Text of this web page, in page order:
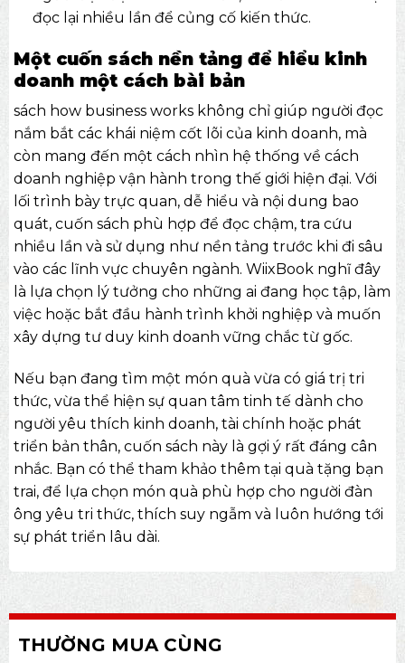
đọc lại nhiều lần để củng cố kiến thức.
Một cuốn sách nền tảng để hiểu kinh
doanh một cách bài bản
sách how business works không chỉ giúp người đọc
nắm bắt các khái niệm cốt lõi của kinh doanh, mà
còn mang đến một cách nhìn hệ thống về cách
doanh nghiệp vận hành trong thế giới hiện đại. Với
lối trình bày trực quan, dễ hiểu và nội dung bao
quát, cuốn sách phù hợp để đọc chậm, tra cứu
nhiều lần và sử dụng như nền tảng trước khi đi sâu
vào các lĩnh vực chuyên ngành. WiixBooknghĩ đây
là lựa chọn lý tưởng cho những ai đang học tập, làm
việc hoặc bắt đầu hành trình khởi nghiệp và muốn
xây dựng tư duy kinh doanh vững chắc từ gốc.
Nếu bạn đang tìm một món quà vừa có giá trị tri
thức, vừa thể hiện sự quan tâm tinh tế dành cho
người yêu thích kinh doanh, tài chính hoặc phát
triển bản thân, cuốn sách này là gợi ý rất đáng cân
nhắc. Bạn có thể tham khảo thêm tại quà tặng bạn
trai, để lựa chọn món quà phù hợp cho người đàn
ông yêu tri thức, thích suy ngẫm và luôn hướng tới
sự phát triển lâu dài.
THƯỜNG MUA CÙNG